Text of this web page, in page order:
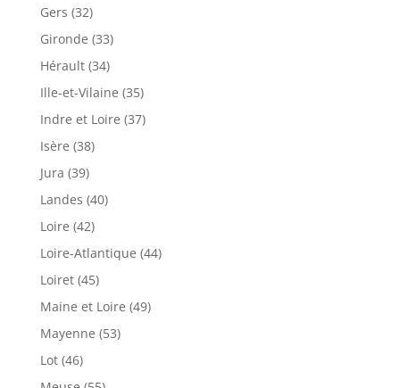
Gers (32)
Gironde (33)
Hérault (34)
Ille-et-Vilaine (35)
Indre et Loire (37)
Isère (38)
Jura (39)
Landes (40)
Loire (42)
Loire-Atlantique (44)
Loiret (45)
Maine et Loire (49)
Mayenne (53)
Lot (46)